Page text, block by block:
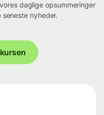
daglige opsummeringer
nyheder.